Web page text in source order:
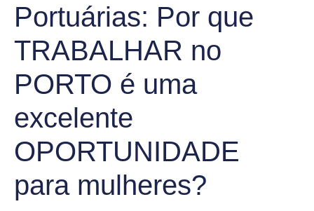
Portuárias: Por que
TRABALHAR no
PORTO é uma
excelente
OPORTUNIDADE
para mulheres?